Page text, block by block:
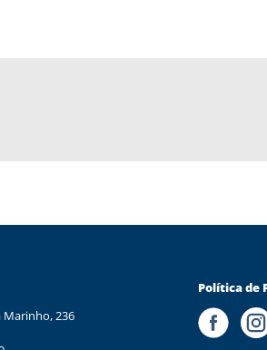
Marinho, 236
Política de